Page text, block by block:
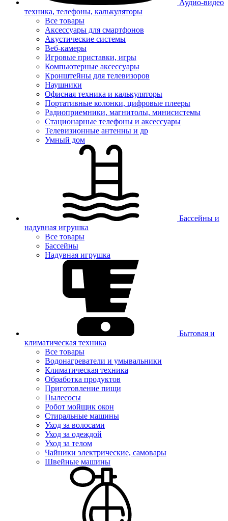
Аудио-видео
техника, телефоны, калькуляторы
Все товары
Аксессуары для смартфонов
Акустические системы
Веб-камеры
Игровые приставки, игры
Компьютерные аксессуары
Кронштейны для телевизоров
Наушники
Офисная техника и калькуляторы
Портативные колонки, цифровые плееры
Радиоприемники, магнитолы, минисистемы
Стационарные телефоны и аксессуары
Телевизионные антенны и др
Умный дом
Бассейны и
надувная игрушка
Все товары
Бассейны
Надувная игрушка
Бытовая и
климатическая техника
Все товары
Водонагреватели и умывальники
Климатическая техника
Обработка продуктов
Приготовление пищи
Пылесосы
Робот мойщик окон
Стиральные машины
Уход за волосами
Уход за одеждой
Уход за телом
Чайники электрические, самовары
Швейные машины